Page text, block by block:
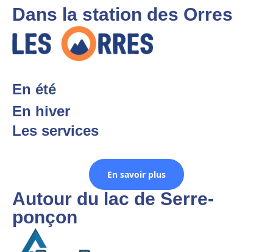
Dans la station des Orres
En été
En hiver
Les services
En savoir plus
Autour du lac de Serre-
ponçon